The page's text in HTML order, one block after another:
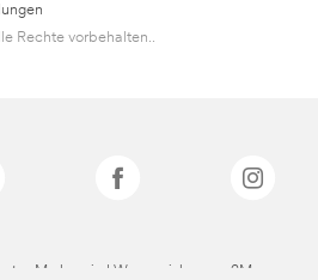
Rechte vorbehalten..
Marken sind Warenzeichen von 3M.